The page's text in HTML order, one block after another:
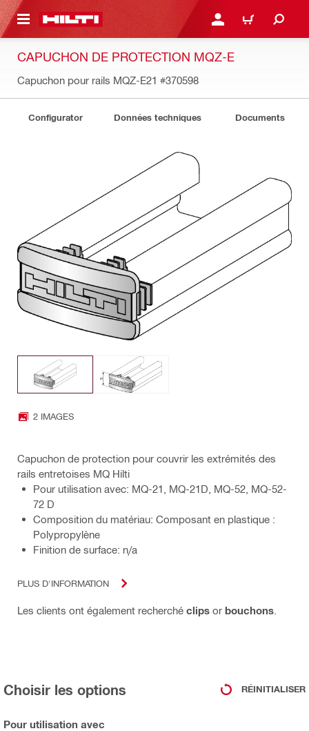
SE CONNECTER OU
PANIER
CAPUCHON DE PROTECTION MQZ-E
Capuchon pour rails MQZ-E21 #370598
Configurator Données techniques Documents
2 IMAGES
Capuchon de protection pour couvrir les extrémités des
rails entretoises MQ Hilti
Pour utilisation avec: MQ-21, MQ-21D, MQ-52, MQ-52-
72 D
Composition du matériau: Composant en plastique :
Polypropylène
Finition de surface: n/a
PLUS D'INFORMATION
Les clients ont également recherché clips or bouchons
Choisir les options RÉINITIALISER
Pour utilisation avec